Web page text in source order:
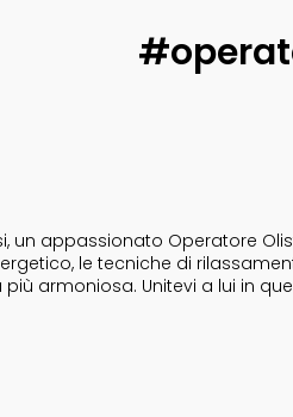
un appassionato Operatore
le tecniche di
armoniosa. Unitevi a lui in